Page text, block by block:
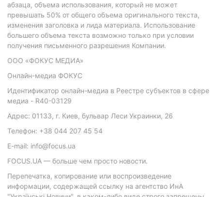
абзаца, объема использования, который не может
превышать 50% от общего объема оригинального текста,
изменения заголовка и лида материала. Использование
большего объема текста возможно только при условии
получения письменного разрешения Компании.
ООО «ФОКУС МЕДИА»
Онлайн-медиа ФОКУС
Идентификатор онлайн-медиа в Реестре субъектов в сфере
медиа - R40-03129
Адрес: 01133, г. Киев, бульвар Леси Украинки, 26
Телефон: +38 044 207 45 54
E-mail: info@focus.ua
FOCUS.UA — больше чем просто новости.
Перепечатка, копирование или воспроизведение
информации, содержащей ссылку на агентство ИнА